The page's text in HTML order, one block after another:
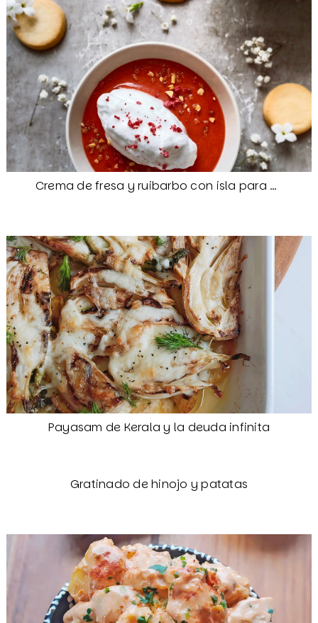
Crema de fresa y ruibarbo con isla para Camille
Payasam de Kerala y la deuda infinita
Gratinado de hinojo y patatas